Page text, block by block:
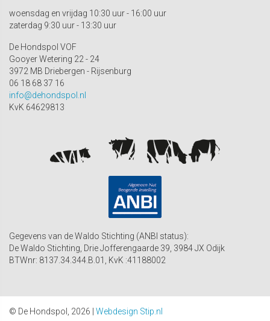
woensdag en vrijdag 10:30 uur - 16:00 uur
zaterdag 9:30 uur - 13:30 uur
De Hondspol VOF
Gooyer Wetering 22 - 24
3972 MB Driebergen - Rijsenburg
06 18 68 37 16
info@dehondspol.nl
KvK 64629813
Gegevens van de Waldo Stichting (ANBI status):
De Waldo Stichting, Drie Jofferengaarde 39, 3984 JX Odijk
BTWnr: 8137.34.344.B.01, KvK :41188002
© De Hondspol, 2026 | Webdesign Stip.nl